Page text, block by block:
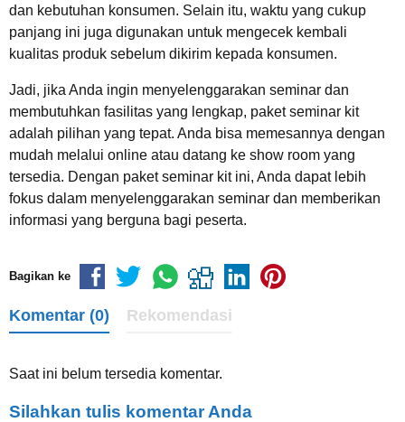
dan kebutuhan konsumen. Selain itu, waktu yang cukup
panjang ini juga digunakan untuk mengecek kembali
kualitas produk sebelum dikirim kepada konsumen.
Jadi, jika Anda ingin menyelenggarakan seminar dan
membutuhkan fasilitas yang lengkap, paket seminar kit
adalah pilihan yang tepat. Anda bisa memesannya dengan
mudah melalui online atau datang ke show room yang
tersedia. Dengan paket seminar kit ini, Anda dapat lebih
fokus dalam menyelenggarakan seminar dan memberikan
informasi yang berguna bagi peserta.
Bagikan ke
Komentar (0) Rekomendasi
Saat ini belum tersedia komentar.
Silahkan tulis komentar Anda